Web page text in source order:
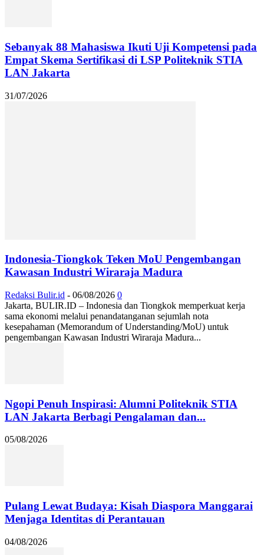
Sebanyak 88 Mahasiswa Ikuti Uji Kompetensi pada
Empat Skema Sertifikasi di LSP Politeknik STIA
LAN Jakarta
31/07/2026
Indonesia-Tiongkok Teken MoU Pengembangan
Kawasan Industri Wiraraja Madura
Redaksi Bulir.id - 06/08/2026 0
Jakarta, BULIR.ID – Indonesia dan Tiongkok memperkuat kerja
sama ekonomi melalui penandatanganan sejumlah nota
kesepahaman (Memorandum of Understanding/MoU) untuk
pengembangan Kawasan Industri Wiraraja Madura...
Ngopi Penuh Inspirasi: Alumni Politeknik STIA
LAN Jakarta Berbagi Pengalaman dan...
05/08/2026
Pulang Lewat Budaya: Kisah Diaspora Manggarai
Menjaga Identitas di Perantauan
04/08/2026